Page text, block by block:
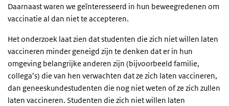
Daarnaast waren we geïnteresseerd in hun beweegredenen om
vaccinatie al dan niet te accepteren.
Het onderzoek laat zien dat studenten die zich niet willen laten
vaccineren minder geneigd zijn te denken dat er in hun
omgeving belangrijke anderen zijn (bijvoorbeeld familie,
collega’s) die van hen verwachten dat ze zich laten vaccineren,
dan geneeskundestudenten die nog niet weten of ze zich zullen
laten vaccineren. Studenten die zich niet willen laten